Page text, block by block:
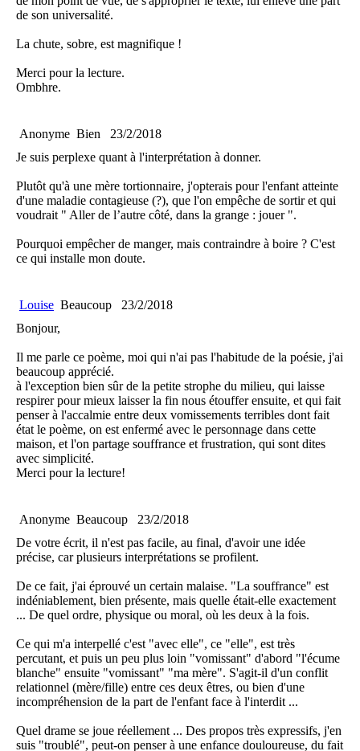
de son universalité.
La chute, sobre, est magnifique !
Merci pour la lecture.
Ombhre.
Anonyme Bien
23/2/2018
Je suis perplexe quant à l'interprétation à donner.
Plutôt qu'à une mère tortionnaire, j'opterais pour l'enfant atteinte
d'une maladie contagieuse (?), que l'on empêche de sortir et qui
voudrait " Aller de l’autre côté, dans la grange : jouer ".
Pourquoi empêcher de manger, mais contraindre à boire ? C'est
ce qui installe mon doute.
Louise Beaucoup
23/2/2018
Bonjour,
Il me parle ce poème, moi qui n'ai pas l'habitude de la poésie, j'ai
beaucoup apprécié.
à l'exception bien sûr de la petite strophe du milieu, qui laisse
respirer pour mieux laisser la fin nous étouffer ensuite, et qui fait
penser à l'accalmie entre deux vomissements terribles dont fait
état le poème, on est enfermé avec le personnage dans cette
maison, et l'on partage souffrance et frustration, qui sont dites
avec simplicité.
Merci pour la lecture!
Anonyme Beaucoup
23/2/2018
De votre écrit, il n'est pas facile, au final, d'avoir une idée
précise, car plusieurs interprétations se profilent.
De ce fait, j'ai éprouvé un certain malaise. "La souffrance" est
indéniablement, bien présente, mais quelle était-elle exactement
... De quel ordre, physique ou moral, où les deux à la fois.
Ce qui m'a interpellé c'est "avec elle", ce "elle", est très
percutant, et puis un peu plus loin "vomissant" d'abord "l'écume
blanche" ensuite "vomissant" "ma mère". S'agit-il d'un conflit
relationnel (mère/fille) entre ces deux êtres, ou bien d'une
incompréhension de la part de l'enfant face à l'interdit ...
Quel drame se joue réellement ... Des propos très expressifs, j'en
suis "troublé", peut-on penser à une enfance douloureuse, du fait